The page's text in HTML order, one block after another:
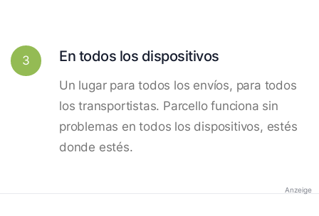
3 En todos los dispositivos
Un lugar para todos los envíos, para todos
los transportistas. Parcello funciona sin
problemas en todos los dispositivos, estés
donde estés.
Anzeige